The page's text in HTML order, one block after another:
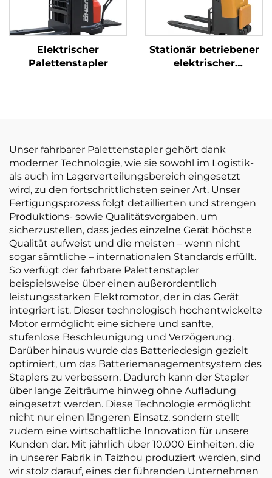
Elektrischer
Palettenstapler
Stationär betriebener
elektrischer
Unser fahrbarer Palettenstapler gehört dank
moderner Technologie, wie sie sowohl im Logistik-
als auch im Lagerverteilungsbereich eingesetzt
wird, zu den fortschrittlichsten seiner Art. Unser
Fertigungsprozess folgt detaillierten und strengen
Produktions- sowie Qualitätsvorgaben, um
sicherzustellen, dass jedes einzelne Gerät höchste
Qualität aufweist und die meisten – wenn nicht
sogar sämtliche – internationalen Standards erfüllt.
So verfügt der fahrbare Palettenstapler
beispielsweise über einen außerordentlich
leistungsstarken Elektromotor, der in das Gerät
integriert ist. Dieser technologisch hochentwickelte
Motor ermöglicht eine sichere und sanfte,
stufenlose Beschleunigung und Verzögerung.
Darüber hinaus wurde das Batteriedesign gezielt
optimiert, um das Batteriemanagementsystem des
Staplers zu verbessern. Dadurch kann der Stapler
über lange Zeiträume hinweg ohne Aufladung
eingesetzt werden. Diese Technologie ermöglicht
nicht nur einen längeren Einsatz, sondern stellt
zudem eine wirtschaftliche Innovation für unsere
Kunden dar. Mit jährlich über 10.000 Einheiten, die
in unserer Fabrik in Taizhou produziert werden, sind
wir stolz darauf, eines der führenden Unternehmen